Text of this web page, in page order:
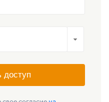
доступ